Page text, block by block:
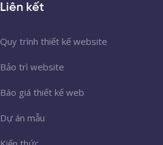
Liên kết
Quy trình thiết kế website
Bảo trì website
Báo giá thiết kế web
Dự án mẫu